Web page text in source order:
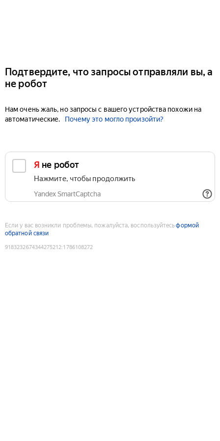
Подтвердите, что запросы отправляли вы, а
не робот
Нам очень жаль, но запросы с вашего устройства похожи на
автоматические.
Почему это могло произойти?
Я не робот
Нажмите, чтобы продолжить
Yandex SmartCaptcha
Если у вас возникли проблемы, пожалуйста, воспользуйтесьформой
обратной связи
9183232674344275212:1786108272